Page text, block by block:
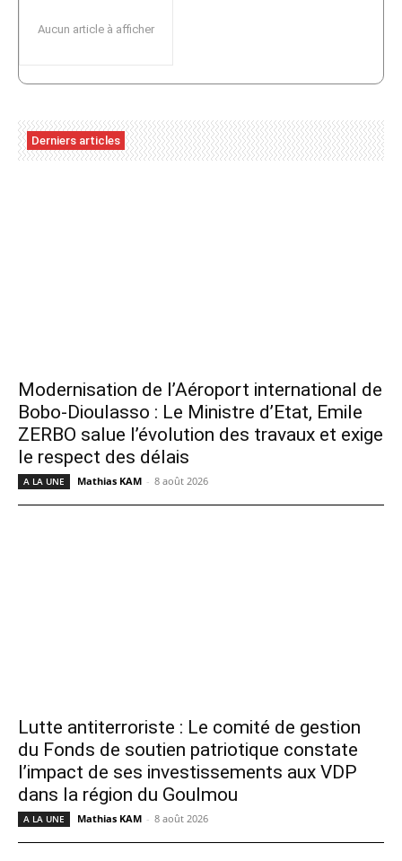
Aucun article à afficher
Derniers articles
Modernisation de l’Aéroport international de
Bobo-Dioulasso : Le Ministre d’Etat, Emile
ZERBO salue l’évolution des travaux et exige
le respect des délais
A LA UNE Mathias KAM - 8 août 2026
Lutte antiterroriste : Le comité de gestion
du Fonds de soutien patriotique constate
l’impact de ses investissements aux VDP
dans la région du Goulmou
A LA UNE Mathias KAM - 8 août 2026